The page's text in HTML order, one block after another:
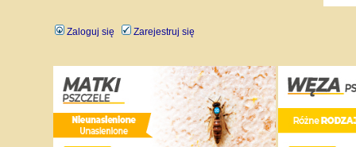
Zaloguj się Zarejestruj się